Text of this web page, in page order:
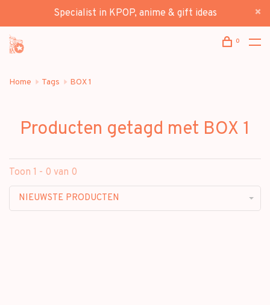
Specialist in KPOP, anime & gift ideas
0
Home Tags BOX 1
Producten getagd met BOX 1
Toon 1 - 0 van 0
NIEUWSTE PRODUCTEN